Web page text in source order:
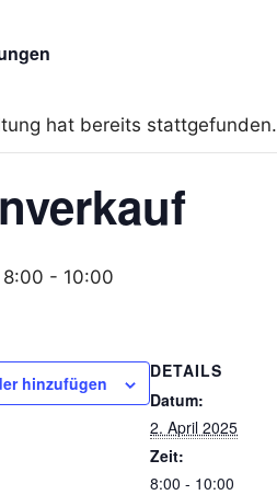
hat bereits stattgefunden.
8:00 - 10:00
hinzufügen
DETAILS
Datum:
2. April 2025
Zeit:
8:00 - 10:00